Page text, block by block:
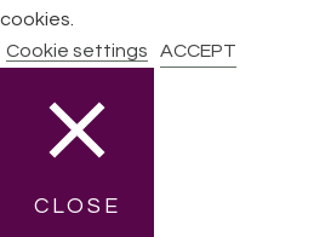
cookies.
Cookie settings
ACCEPT
CLOSE